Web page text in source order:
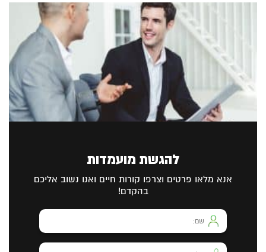
להגשת מועמדות
אנא מלאו פרטים וצרפו קורות חיים ואנו נשוב אליכם
בהקדם!